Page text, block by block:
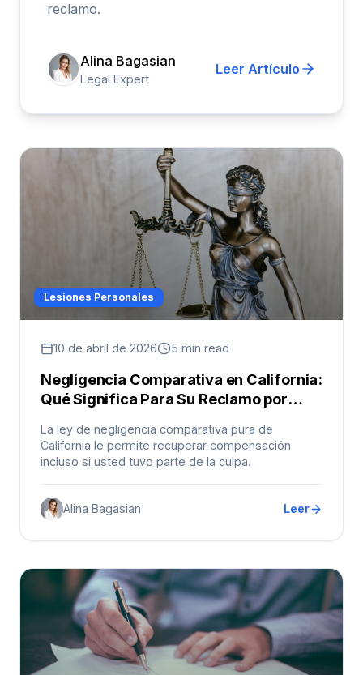
reclamo.
Alina Bagasian
Legal Expert
Leer Artículo
Lesiones Personales
10 de abril de 2026 5 min read
Negligencia Comparativa en California:
Qué Significa Para Su Reclamo por
La ley de negligencia comparativa pura de
California le permite recuperar compensación
incluso si usted tuvo parte de la culpa.
Alina Bagasian Leer